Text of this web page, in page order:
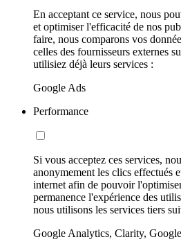
En acceptant ce service, nous
et optimiser l'efficacité de nos
faire, nous comparons vos
celles des fournisseurs externes
utilisiez déjà leurs services :
Google Ads
Performance
Si vous acceptez ces services,
anonymement les clics effectués
internet afin de pouvoir
permanence l'expérience des
nous utilisons les services tiers
Google Analytics, Clarity,